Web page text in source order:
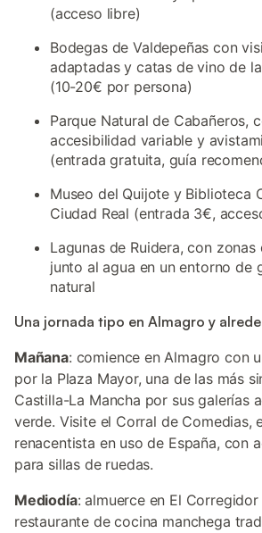
(acceso libre)
Bodegas de Valdepeñas con
adaptadas y catas de vino de la
(10-20€ por persona)
Parque Natural de Cabañeros,
accesibilidad variable y
(entrada gratuita, guía
Museo del Quijote y Biblioteca
Ciudad Real (entrada 3€,
Lagunas de Ruidera, con
junto al agua en un entorno de
natural
Una jornada tipo en Almagro y
Mañana: comience en Almagro con
por la Plaza Mayor, una de las más
Castilla-La Mancha por sus galerías
verde. Visite el Corral de Comedias,
renacentista en uso de España, con
para sillas de ruedas.
Mediodía: almuerce en El
restaurante de cocina manchega